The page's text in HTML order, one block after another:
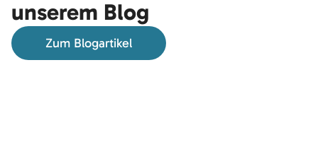
unserem Blog
Zum Blogartikel